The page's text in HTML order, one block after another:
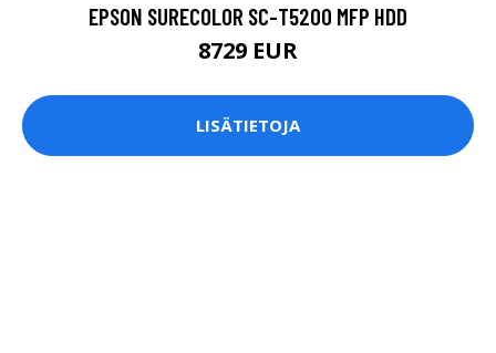
EPSON SURECOLOR SC-T5200 MFP HDD
8729 EUR
LISÄTIETOJA